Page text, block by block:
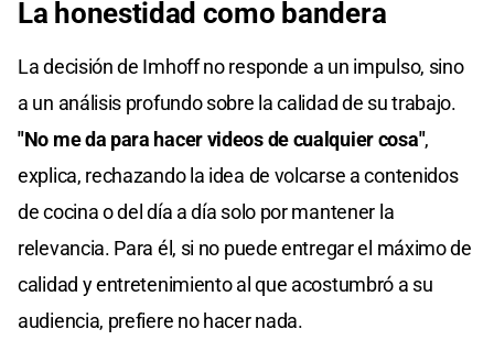
La honestidad como bandera
La decisión de Imhoff no responde a un impulso, sino
a un análisis profundo sobre la calidad de su trabajo.
"No me da para hacer videos de cualquier cosa",
explica, rechazando la idea de volcarse a contenidos
de cocina o del día a día solo por mantener la
relevancia. Para él, si no puede entregar el máximo de
calidad y entretenimiento al que acostumbró a su
audiencia, prefiere no hacer nada.